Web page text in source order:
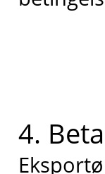
4.